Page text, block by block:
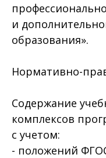
и
образования».
Нормативно-
Содержание
комплексов
с учетом:
- положений